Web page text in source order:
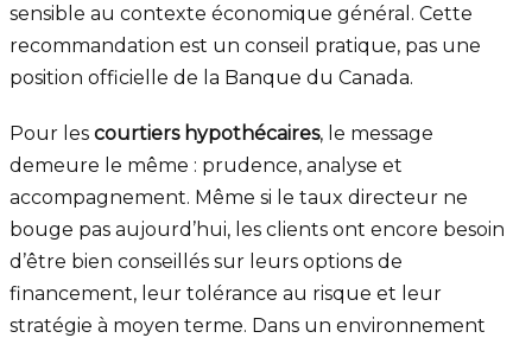
sensible au contexte économique général. Cette
recommandation est un conseil pratique, pas une
position officielle de la Banque du Canada.
Pour les courtiers hypothécaires, le message
demeure le même : prudence, analyse et
accompagnement. Même si le taux directeur ne
bouge pas aujourd’hui, les clients ont encore besoin
d’être bien conseillés sur leurs options de
financement, leur tolérance au risque et leur
stratégie à moyen terme. Dans un environnement